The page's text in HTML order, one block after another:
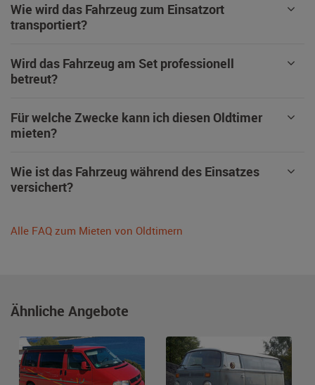
Wie wird das Fahrzeug zum Einsatzort
transportiert?
Wird das Fahrzeug am Set professionell
betreut?
Für welche Zwecke kann ich diesen Oldtimer
mieten?
Wie ist das Fahrzeug während des Einsatzes
versichert?
Alle FAQ zum Mieten von Oldtimern
Ähnliche Angebote